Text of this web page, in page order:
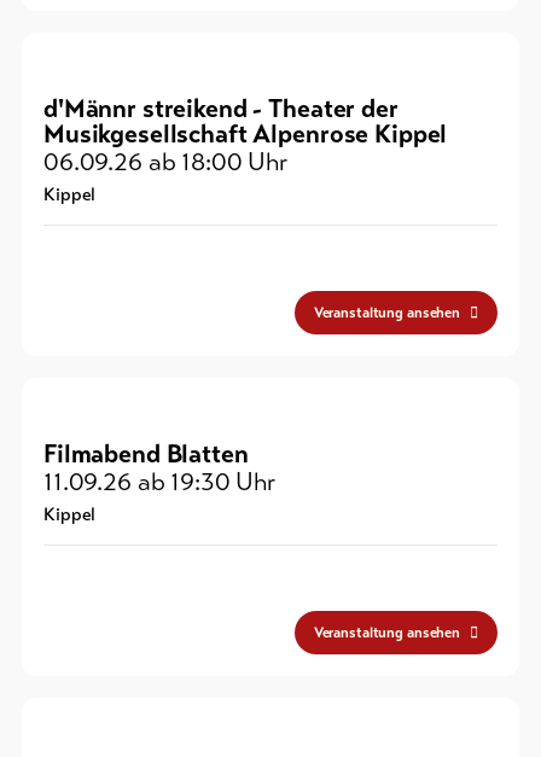
d'Männr streikend - Theater der
Musikgesellschaft Alpenrose Kippel
06.09.26 ab 18:00 Uhr
Kippel
Veranstaltung ansehen
Filmabend Blatten
11.09.26 ab 19:30 Uhr
Kippel
Veranstaltung ansehen